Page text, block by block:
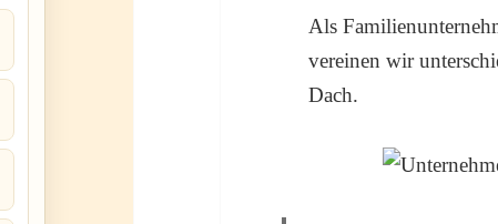
Als
vereinen wir
Dach.